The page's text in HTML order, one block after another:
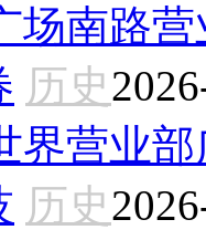
场南路营
历史
界营业部
历史